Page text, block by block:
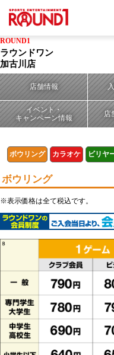
ROUND1
ラウンドワン
加古川店
店舗情報
イベント・
キャンペーン情報
店
ボウリング カラオケ ビリヤ
ボウリング
※表示価格は全て税込です。